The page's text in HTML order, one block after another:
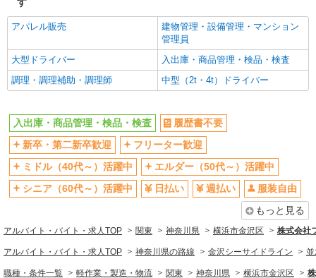
軽作業・製造・物流
同じ特徴から求人を探す
服装自由
交通費支給
社会保険あり
アパレル販売
建物管理・設備管理・マンション
管理員
大型ドライバー
入出庫・商品管理・検品・検査
調理・調理補助・調理師
中型（2t・4t）ドライバー
入出庫・商品管理・検品・検査
履歴書不要
新卒・第二新卒歓迎
フリーター歓迎
ミドル（40代～）活躍中
エルダー（50代～）活躍中
シニア（60代～）活躍中
日払い 週払い
服装自由
もっと見る
アルバイト・バイト・求人TOP 関東 神奈川県 横浜市金沢区 株式会社
アルバイト・バイト・求人TOP 神奈川県の路線 金沢シーサイドライン
職種・条件一覧 軽作業・製造・物流 関東 神奈川県 横浜市金沢区